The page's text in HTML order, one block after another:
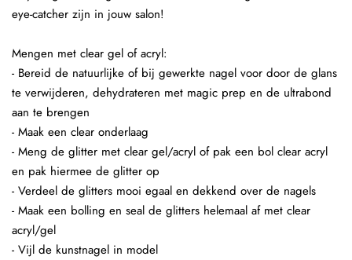
eye-catcher zijn in jouw salon!
Mengen met clear gel of acryl:
- Bereid de natuurlijke of bij gewerkte nagel voor door de glans
te verwijderen, dehydrateren met magic prep en de ultrabond
aan te brengen
- Maak een clear onderlaag
- Meng de glitter met clear gel/acryl of pak een bol clear acryl
en pak hiermee de glitter op
- Verdeel de glitters mooi egaal en dekkend over de nagels
- Maak een bolling en seal de glitters helemaal af met clear
acryl/gel
- Vijl de kunstnagel in model